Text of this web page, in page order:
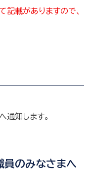
載がありますので、
知します。
員のみなさまへ